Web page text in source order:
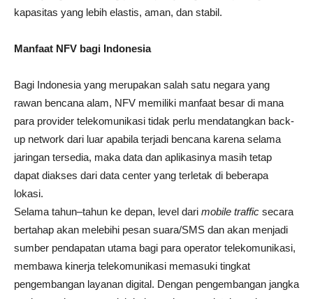
kapasitas yang lebih elastis, aman, dan stabil.
Manfaat NFV bagi Indonesia
Bagi Indonesia yang merupakan salah satu negara yang
rawan bencana alam, NFV memiliki manfaat besar di mana
para provider telekomunikasi tidak perlu mendatangkan back-
up network dari luar apabila terjadi bencana karena selama
jaringan tersedia, maka data dan aplikasinya masih tetap
dapat diakses dari data center yang terletak di beberapa
lokasi.
Selama tahun–tahun ke depan, level dari mobile traffic secara
bertahap akan melebihi pesan suara/SMS dan akan menjadi
sumber pendapatan utama bagi para operator telekomunikasi,
membawa kinerja telekomunikasi memasuki tingkat
pengembangan layanan digital. Dengan pengembangan jangka